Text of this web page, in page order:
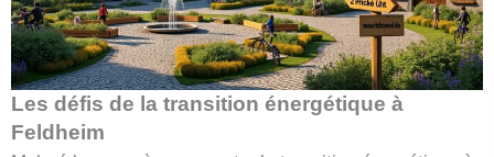
Les défis de la transition énergétique à
Feldheim